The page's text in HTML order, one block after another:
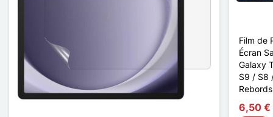
Film de
Écran
Galaxy
S9 / S8
6,50 €